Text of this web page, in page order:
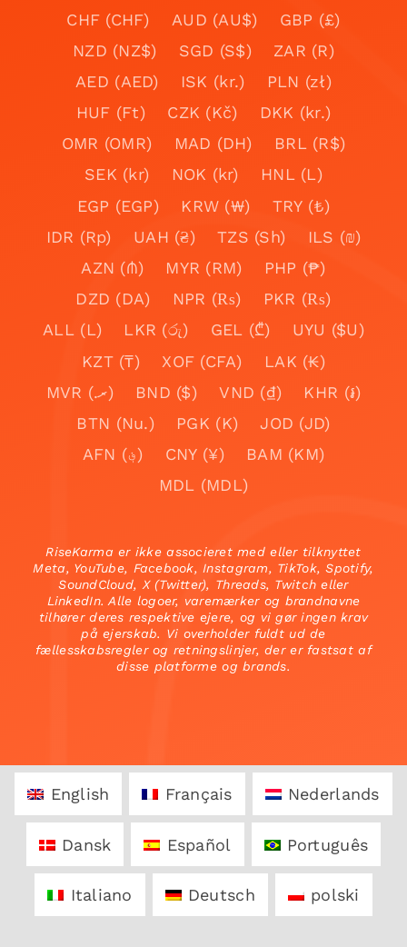
CHF (CHF)
AUD (AU$)
GBP (£)
NZD (NZ$)
SGD (S$)
ZAR (R)
AED (AED)
ISK (kr.)
PLN (zł)
HUF (Ft)
CZK (Kč)
DKK (kr.)
OMR (OMR)
MAD (DH)
BRL (R$)
SEK (kr)
NOK (kr)
HNL (L)
EGP (EGP)
KRW (₩)
TRY (₺)
IDR (Rp)
UAH (₴) TZS (Sh)
ILS (₪)
AZN (₼)
MYR (RM)
PHP (₱)
DZD (DA)
NPR (₨)
PKR (₨)
ALL (L)
LKR (රු) GEL (₾)
UYU ($U)
KZT (₸)
XOF (CFA)
LAK (₭)
MVR (.ރ)
BND ($) VND (₫)
KHR (៛)
BTN (Nu.)
PGK (K)
JOD (JD)
AFN (؋)
CNY (¥)
BAM (KM)
MDL (MDL)
RiseKarma er ikke associeret med eller tilknyttet
Meta, YouTube, Facebook, Instagram, TikTok, Spotify,
SoundCloud, X (Twitter), Threads, Twitch eller
LinkedIn. Alle logoer, varemærker og brandnavne
tilhører deres respektive ejere, og vi gør ingen krav
på ejerskab. Vi overholder fuldt ud de
fællesskabsregler og retningslinjer, der er fastsat af
disse platforme og brands.
English Français Nederlands
Dansk Español Português
Italiano Deutsch polski